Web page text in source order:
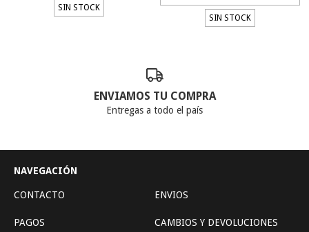
SIN STOCK
SIN STOCK
ENVIAMOS TU COMPRA
Entregas a todo el país
NAVEGACIÓN
CONTACTO ENVIOS
PAGOS CAMBIOS Y DEVOLUCIONES